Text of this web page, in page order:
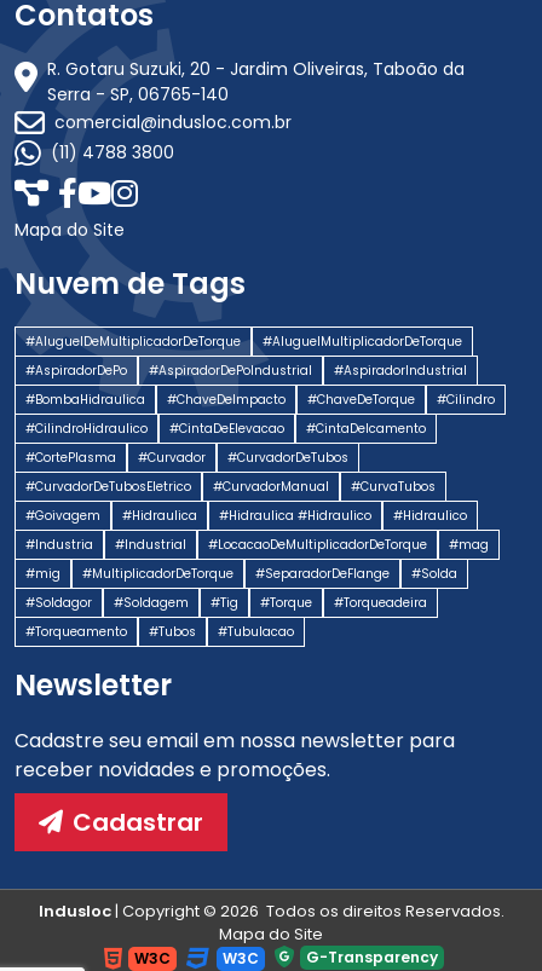
Contatos
R. Gotaru Suzuki, 20 - Jardim Oliveiras, Taboão da
Serra - SP, 06765-140
comercial@indusloc.com.br
(11) 4788 3800
Mapa do Site
Nuvem de Tags
#AluguelDeMultiplicadorDeTorque
#AluguelMultiplicadorDeTorque
#AspiradorDePo
#AspiradorDePoIndustrial
#AspiradorIndustrial
#BombaHidraulica
#ChaveDeImpacto #ChaveDeTorque
#Cilindro
#CilindroHidraulico
#CintaDeElevacao
#CintaDeIcamento
#CortePlasma
#Curvador
#CurvadorDeTubos
#CurvadorDeTubosEletrico
#CurvadorManual
#CurvaTubos
#Goivagem
#Hidraulica #Hidraulica #Hidraulico
#Hidraulico
#Industria
#Industrial #LocacaoDeMultiplicadorDeTorque
#mag
#mig
#MultiplicadorDeTorque #SeparadorDeFlange
#Solda
#Soldagor
#Soldagem #Tig #Torque
#Torqueadeira
#Torqueamento
#Tubos #Tubulacao
Newsletter
Cadastre seu email em nossa newsletter para
receber novidades e promoções.
Cadastrar
Indusloc| Copyright © 2026 Todos os direitos Reservados.
Mapa do Site
W3C W3C G-Transparency